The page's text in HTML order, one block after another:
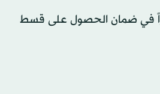
في ضمان الحصول على قسط